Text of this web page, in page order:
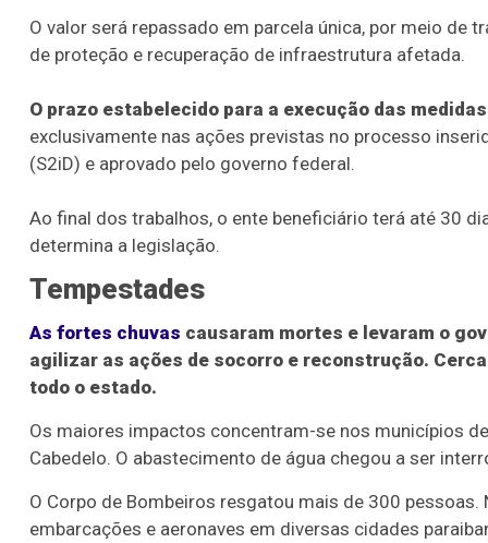
O valor será repassado em parcela única, por meio de
de proteção e recuperação de infraestrutura afetada.
O prazo estabelecido para a execução das
exclusivamente nas ações previstas no processo
(S2iD) e aprovado pelo governo federal.
Ao final dos trabalhos, o ente beneficiário terá até 30
determina a legislação.
Tempestades
As fortes chuvas causaram mortes e levaram o
agilizar as ações de socorro e reconstrução.
todo o estado.
Os maiores impactos concentram-se nos municípios
Cabedelo. O abastecimento de água chegou a ser
O Corpo de Bombeiros resgatou mais de 300
embarcações e aeronaves em diversas cidades